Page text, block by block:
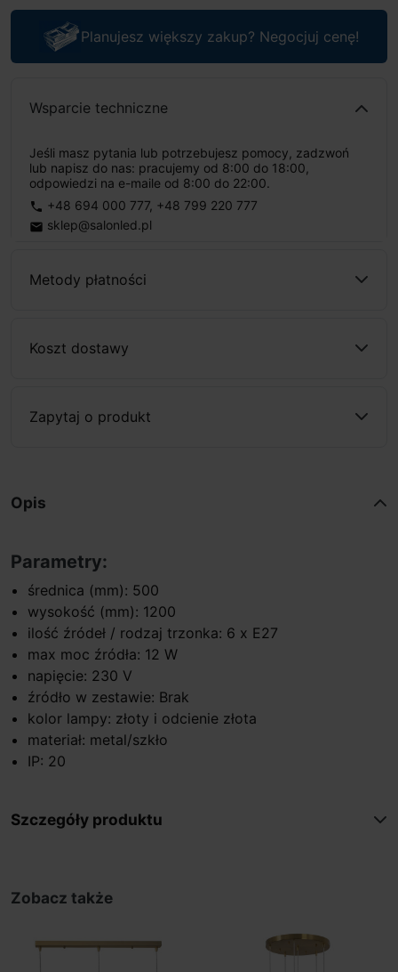
Planujesz większy zakup? Negocjuj cenę!
Wsparcie techniczne
Jeśli masz pytania lub potrzebujesz pomocy, zadzwoń
lub napisz do nas: pracujemy od 8:00 do 18:00,
odpowiedzi na e-maile od 8:00 do 22:00.
phone +48 694 000 777, +48 799 220 777
email sklep@salonled.pl
Metody płatności
Koszt dostawy
Zapytaj o produkt
Opis
Parametry:
średnica (mm): 500
wysokość (mm): 1200
ilość źródeł / rodzaj trzonka: 6 x E27
max moc źródła: 12 W
napięcie: 230 V
źródło w zestawie: Brak
kolor lampy: złoty i odcienie złota
materiał: metal/szkło
IP: 20
Szczegóły produktu
Zobacz także